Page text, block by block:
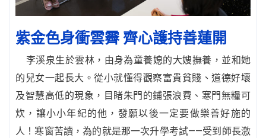
紫金色身衝雲霽 齊心護持善蓮開
李溪泉生於雲林，由身為童養媳的大嫂撫養，並和她
的兒女一起長大。從小就懂得觀察富貴貧賤、道德好壞
及智慧高低的現象，目睹朱門的鋪張浪費、寒門無糧可
炊，讓小小年紀的他，發願以後一定要做樂善好施的
人！寒窗苦讀，為的就是那一次升學考試——受到師長激